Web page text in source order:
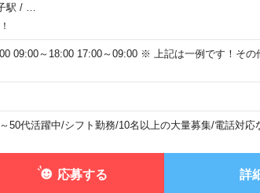
駅 /
09:00～18:00 17:00～09:00 ※ 上記は一例です！その
50代活躍中/シフト勤務/10名以上の大量募集/電話対応
応募する 詳